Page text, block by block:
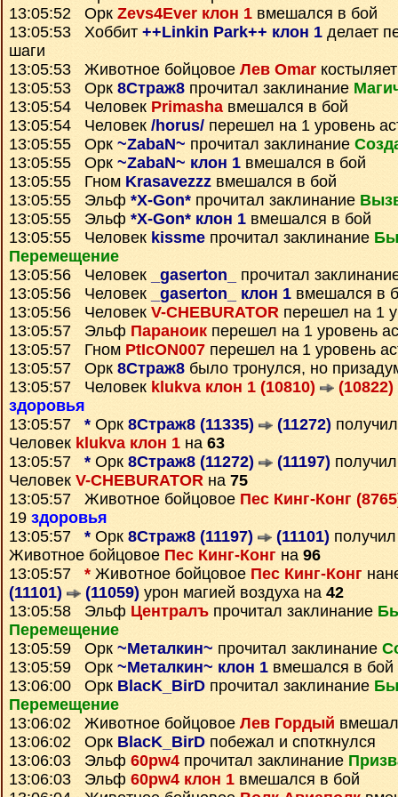
13:05:52 Орк Zevs4Ever клон 1 вмешался в бой
13:05:53 Хоббит ++Linkin Park++ клон 1 делает
шаги
13:05:53 Животное бойцовое Лев Omar
13:05:53 Орк 8Страж8 прочитал заклинание
13:05:54 Человек Primashaвмешался в бой
13:05:54 Человек /horus/ перешел на 1 уровень
13:05:55 Орк ~ZabaN~ прочитал заклинание
13:05:55 Орк ~ZabaN~ клон 1 вмешался в бой
13:05:55 Гном Krasavezzz вмешался в бой
13:05:55 Эльф *X-Gon* прочитал заклинание
13:05:55 Эльф *X-Gon* клон 1 вмешался в бой
13:05:55 Человек kissme прочитал заклинание
Перемещение
13:05:56 Человек
_gaserton_
прочитал
13:05:56 Человек
_gaserton_ клон 1 вмешался в
13:05:56 Человек V-CHEBURATOR перешел на 1
13:05:57 Эльф Параноик перешел на 1 уровень
13:05:57 Гном PtIcON007 перешел на 1 уровень
13:05:57 Орк 8Страж8 было тронулся, но
13:05:57 Человек klukva клон 1 (10810) (10822)
здоровья
13:05:57 * Орк 8Страж8 (11335) (11272)
Человек klukva клон 1 на 63
13:05:57 * Орк 8Страж8 (11272) (11197)
Человек V-CHEBURATOR на 75
13:05:57 Животное бойцовое Пес Кинг-Конг
19 здоровья
13:05:57 * Орк 8Страж8 (11197) (11101)
Животное бойцовое Пес Кинг-Конг на 96
13:05:57 * Животное бойцовое Пес Кинг-Конг
(11101)
(11059) урон магией воздуха на 42
13:05:58 Эльф Централъ прочитал заклинание
Перемещение
13:05:59 Орк ~Металкин~ прочитал заклинание
13:05:59 Орк ~Металкин~ клон 1 вмешался в бой
13:06:00 Орк BlacK_BirD прочитал заклинание
Перемещение
13:06:02 Животное бойцовое Лев Гордый
13:06:02 Орк BlacK_BirD побежал и споткнулся
13:06:03 Эльф 60pw4 прочитал заклинание
13:06:03 Эльф 60pw4 клон 1 вмешался в бой